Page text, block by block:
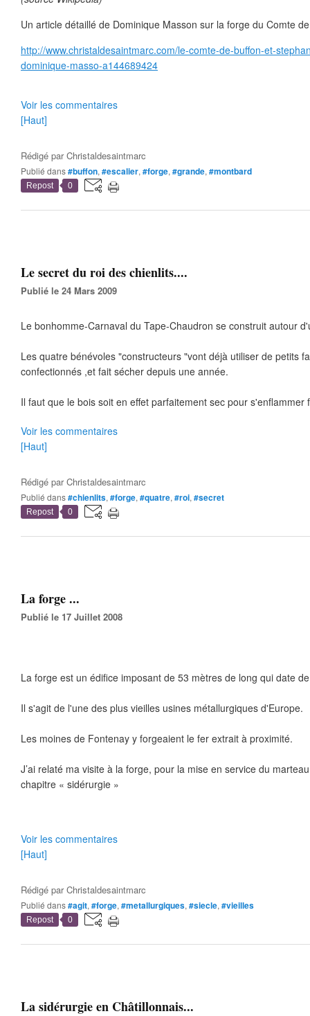
Un article détaillé de Dominique Masson sur la forge du Comte
http://www.christaldesaintmarc.com/le-comte-de-buffon-et-
dominique-masso-a144689424
Voir les commentaires
[Haut]
Rédigé parChristaldesaintmarc
Publié dans#buffon, #escalier, #forge, #grande, #montbard
Repost 0
Le secret du roi des chienlits....
Publié le 24 Mars 2009
Le bonhomme-Carnaval du Tape-Chaudron se construit autour
Les quatre bénévoles "constructeurs "vont déjà utiliser de petits
confectionnés ,et fait sécher depuis une année.
Il faut que le bois soit en effet parfaitement sec pour s'enflammer
Voir les commentaires
[Haut]
Rédigé parChristaldesaintmarc
Publié dans#chienlits, #forge, #quatre, #roi, #secret
Repost 0
La forge ...
Publié le 17 Juillet 2008
La forge est un édifice imposant de 53 mètres de long qui date
Il s'agit de l'une des plus vieilles usines métallurgiques d'Europe.
Les moines de Fontenay y forgeaient le fer extrait à proximité.
J’ai relaté ma visite à la forge, pour la mise en service du
chapitre « sidérurgie »
Voir les commentaires
[Haut]
Rédigé parChristaldesaintmarc
Publié dans#agit, #forge, #metallurgiques, #siecle, #vieilles
Repost 0
La sidérurgie en Châtillonnais...